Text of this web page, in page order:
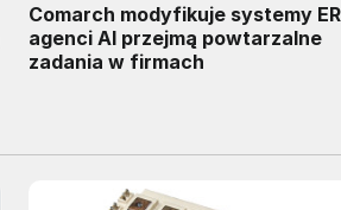
Comarch modyfikuje systemy
agenci AI przejmą powtarzalne
zadania w firmach